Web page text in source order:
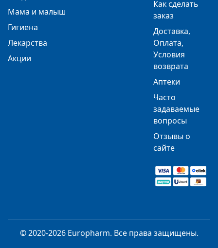
Мама и малыш
Гигиена
Лекарства
Акции
Как сделать
заказ
Доставка,
Оплата,
Условия
возврата
Аптеки
Часто
задаваемые
вопросы
Отзывы о
сайте
© 2020-2026 Europharm. Все права защищены.